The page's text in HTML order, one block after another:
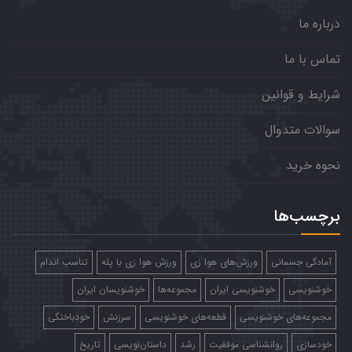
درباره ما
تماس با ما
شرایط و قوانین
سوالات متدوال
نحوه خرید
برچسب‌ها
آمادگی جسمانی ورزش‌های هوا زی ورزش هوا زی با پله
تناسب اندام
خوشنویسی
خوشنویسی ایران مجموعه‌ها
خوشنویسان ایران
مجموعه‌های خوشنویسی
قطعه‌های خوشنویسی سرزنش
خودباختگی
خودسازی
روانشناسی موفقیت رشد داستان‌نویسی تاریخ